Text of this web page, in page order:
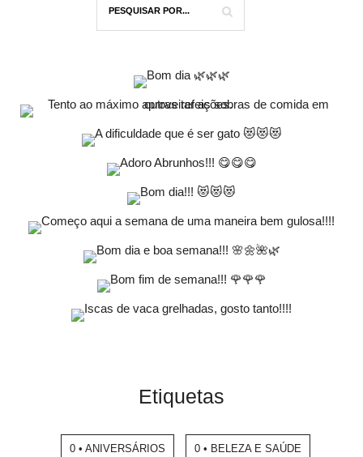
Etiquetas
0 • ANIVERSÁRIOS 0 • BELEZA E SAÚDE